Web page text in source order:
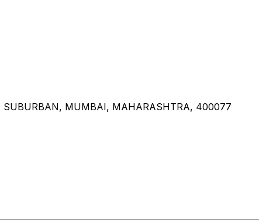
MUMBAI, MAHARASHTRA, 400077